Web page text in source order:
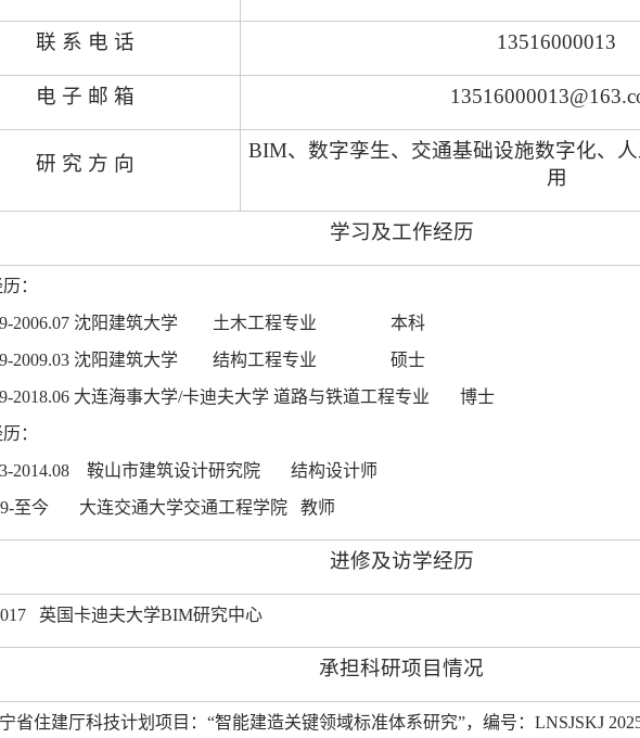
联 系 电 话 13516000013
电 子 邮 箱
研 究 方 向
BIM、数字孪生、交通基础设施数字化、
用
学习及工作经历
：
2006.07 沈阳建筑大学 土木工程专业
本科
2009.03 沈阳建筑大学 结构工程专业
硕士
2018.06 大连海事大学/卡迪夫大学 道路与铁道工程专业
博士
：
2014.08
鞍山市建筑设计研究院
结构设计师
至今 大连交通大学交通工程学院 教师
进修及访学经历
英国卡迪夫大学BIM研究中心
承担科研项目情况
省住建厅科技计划项目：“智能建造关键领域标准体系研究”，编号： LNSJSKJ